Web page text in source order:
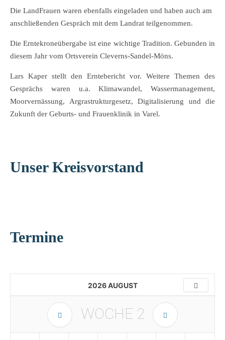
Die LandFrauen waren ebenfalls eingeladen und haben auch am
anschließenden Gespräch mit dem Landrat teilgenommen.
Die Erntekroneübergabe ist eine wichtige Tradition. Gebunden in
diesem Jahr vom Ortsverein Cleverns-Sandel-Möns.
Lars Kaper stellt den Erntebericht vor. Weitere Themen des
Gesprächs waren u.a. Klimawandel, Wassermanagement,
Moorvernässung, Argrastrukturgesetz, Digitalisierung und die
Zukunft der Geburts- und Frauenklinik in Varel.
Unser Kreisvorstand
Termine
2026 AUGUST
WOCHE 2